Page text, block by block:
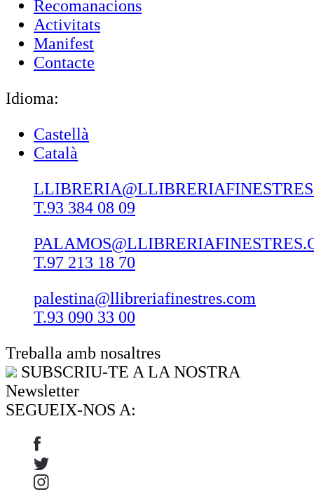
Recomanacions
Activitats
Manifest
Contacte
Idioma:
Castellà
Català
T.93 384 08 09
T.97 213 18 70
palestina@llibreriafinestres.com
T.93 090 33 00
Treballa amb nosaltres
SUBSCRIU-TE A LA NOSTRA
Newsletter
SEGUEIX-NOS A: